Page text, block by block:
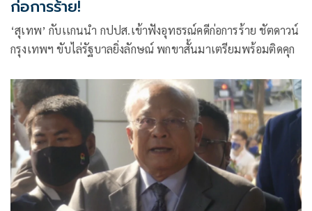
ก่อการร้าย!
‘สุเทพ’ กับเเกนนำ กปปส.เข้าฟังอุทธรณ์คดีก่อการร้าย ชัตดาวน์
กรุงเทพฯ ขับไล่รัฐบาลยิ่งลักษณ์ พกขาสั้นมาเตรียมพร้อมติดคุก